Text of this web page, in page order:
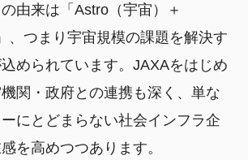
由来は「Astro（宇宙）＋
、つまり宇宙規模の課題を解決す
められています。JAXAをはじめ
関・政府との連携も深く、単な
にとどまらない社会インフラ企
を高めつつあります。